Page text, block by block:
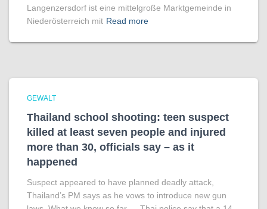
Langenzersdorf ist eine mittelgroße Marktgemeinde in
Niederösterreich mit Read more
GEWALT
Thailand school shooting: teen suspect
killed at least seven people and injured
more than 30, officials say – as it
happened
Suspect appeared to have planned deadly attack,
Thailand’s PM says as he vows to introduce new gun